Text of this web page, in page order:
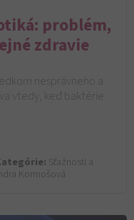
problém,
zdravie
nesprávneho a
vtedy, keď baktérie
Sťažnosti a
Kormošová